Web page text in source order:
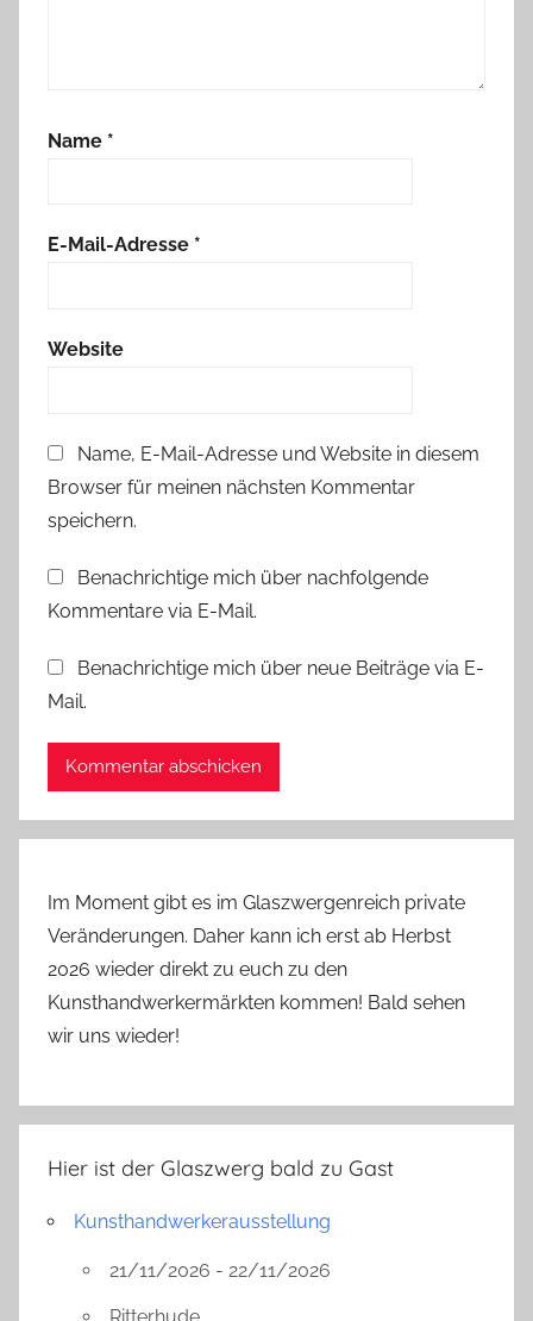
Name *
E-Mail-Adresse *
Website
Name, E-Mail-Adresse und Website in diesem
Browser für meinen nächsten Kommentar
speichern.
Benachrichtige mich über nachfolgende
Kommentare via E-Mail.
Benachrichtige mich über neue Beiträge via E-
Mail.
Im Moment gibt es im Glaszwergenreich private
Veränderungen. Daher kann ich erst ab Herbst
2026 wieder direkt zu euch zu den
Kunsthandwerkermärkten kommen! Bald sehen
wir uns wieder!
Hier ist der Glaszwerg bald zu Gast
Kunsthandwerkerausstellung
21/11/2026 - 22/11/2026